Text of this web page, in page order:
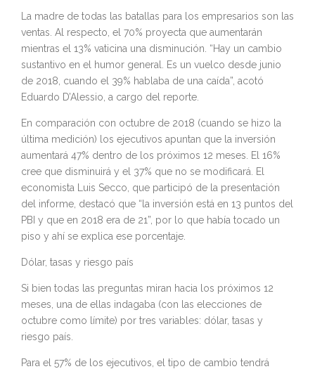
La madre de todas las batallas para los empresarios son las
ventas. Al respecto, el 70% proyecta que aumentarán
mientras el 13% vaticina una disminución. “Hay un cambio
sustantivo en el humor general. Es un vuelco desde junio
de 2018, cuando el 39% hablaba de una caída”, acotó
Eduardo D’Alessio, a cargo del reporte.
En comparación con octubre de 2018 (cuando se hizo la
última medición) los ejecutivos apuntan que la inversión
aumentará 47% dentro de los próximos 12 meses. El 16%
cree que disminuirá y el 37% que no se modificará. El
economista Luis Secco, que participó de la presentación
del informe, destacó que “la inversión está en 13 puntos del
PBI y que en 2018 era de 21”, por lo que había tocado un
piso y ahí se explica ese porcentaje.
Dólar, tasas y riesgo país
Si bien todas las preguntas miran hacia los próximos 12
meses, una de ellas indagaba (con las elecciones de
octubre como límite) por tres variables: dólar, tasas y
riesgo país.
Para el 57% de los ejecutivos, el tipo de cambio tendrá